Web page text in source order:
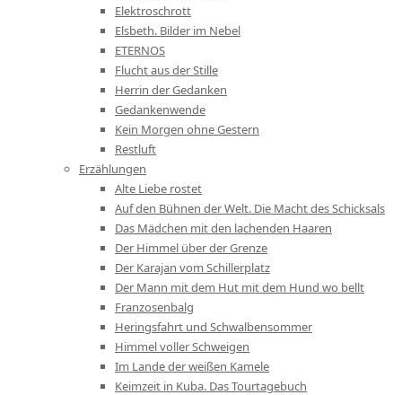
Elektroschrott
Elsbeth. Bilder im Nebel
ETERNOS
Flucht aus der Stille
Herrin der Gedanken
Gedankenwende
Kein Morgen ohne Gestern
Restluft
Erzählungen
Alte Liebe rostet
Auf den Bühnen der Welt. Die Macht des Schicksals
Das Mädchen mit den lachenden Haaren
Der Himmel über der Grenze
Der Karajan vom Schillerplatz
Der Mann mit dem Hut mit dem Hund wo bellt
Franzosenbalg
Heringsfahrt und Schwalbensommer
Himmel voller Schweigen
Im Lande der weißen Kamele
Keimzeit in Kuba. Das Tourtagebuch